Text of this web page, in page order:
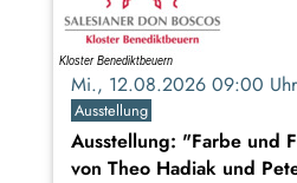
Mi., 12.08.2026 09:00
Ausstellung
Ausstellung: "Farbe und
von Theo Hadiak und